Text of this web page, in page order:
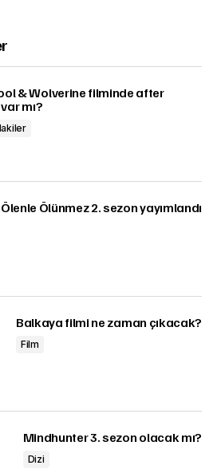
& Wolverine filminde after
mı?
Ölünmez 2. sezon yayımlandı
Balkaya filmi ne zaman çıkacak?
Film
Mindhunter 3. sezon olacak mı?
Dizi